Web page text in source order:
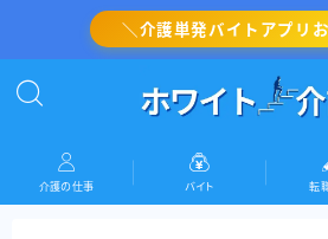
＼介護単発バイトアプリ
MENU
介護の転職対策
介護の仕事 バイト 転